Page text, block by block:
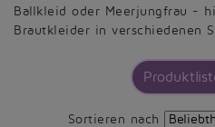
Ballkleid oder Meerjungfrau -
Brautkleider in verschiedenen
Sortieren nach